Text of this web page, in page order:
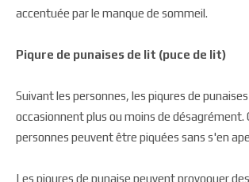
accentuée par le manque de sommeil.
Piqure de punaises de lit (puce de lit)
Suivant les personnes, les piqures de
occasionnent plus ou moins de désagrément.
personnes peuvent être piquées sans s'en
Les piqures de punaise peuvent provoquer